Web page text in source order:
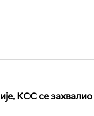
КСС се захвалио